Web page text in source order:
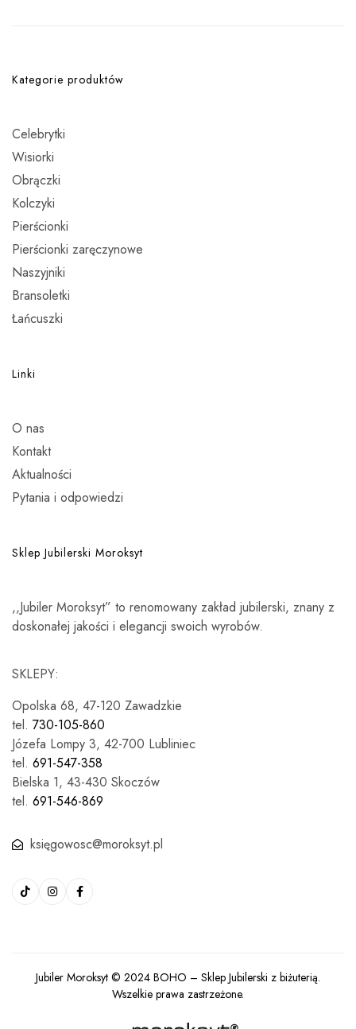
Kategorie produktów
Celebrytki
Wisiorki
Obrączki
Kolczyki
Pierścionki
Pierścionki zaręczynowe
Naszyjniki
Bransoletki
Łańcuszki
Linki
O nas
Kontakt
Aktualności
Pytania i odpowiedzi
Sklep Jubilerski Moroksyt
,,Jubiler Moroksyt” to renomowany zakład jubilerski, znany z
doskonałej jakości i elegancji swoich wyrobów.
SKLEPY:
Opolska 68, 47-120 Zawadzkie
tel. 730-105-860
Józefa Lompy 3, 42-700 Lubliniec
tel. 691-547-358
Bielska 1, 43-430 Skoczów
tel. 691-546-869
księgowosc@moroksyt.pl
Jubiler Moroksyt © 2024 BOHO – Sklep Jubilerski z biżuterią.
Wszelkie prawa zastrzeżone.